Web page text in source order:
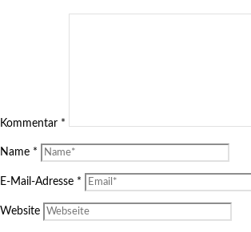
Kommentar *
Name *
E-Mail-Adresse *
Website